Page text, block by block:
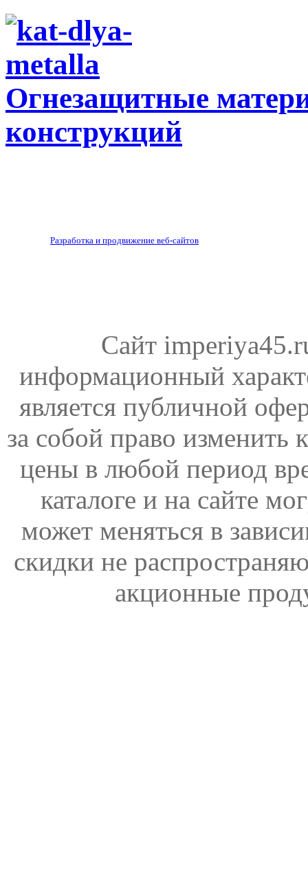
Огнезащитные
конструкций
Разработка и продвижение веб-сайтов
Сайт
информационный
является публичной
за собой право изменить
цены в любой период
каталоге и на сайте
может меняться в
скидки не
акционные